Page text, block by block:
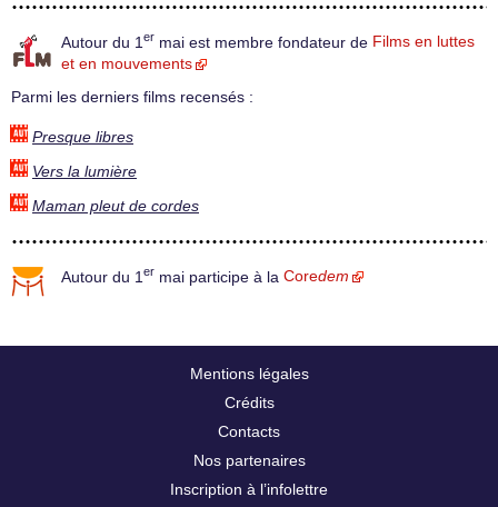
Autour du 1 er mai est membre fondateur de Films en luttes
et en mouvements
Parmi les derniers films recensés :
Presque libres
Vers la lumière
Maman pleut de cordes
Autour du 1 er mai participe à la Coredem
Mentions légales
Crédits
Contacts
Nos partenaires
Inscription à l’infolettre